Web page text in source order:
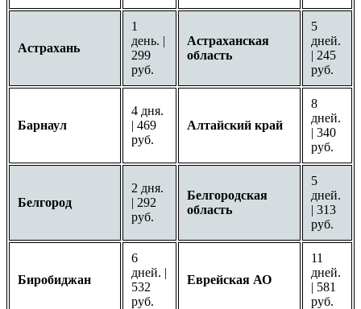
Астрахань
1
день. |
299
руб.
Астраханская
область
5
дней.
| 245
руб.
Барнаул
4 дня.
| 469
руб.
Алтайский край
8
дней.
| 340
руб.
Белгород
2 дня.
| 292
руб.
Белгородская
область
5
дней.
| 313
руб.
Биробиджан
6
дней. |
532
руб.
Еврейская АО
11
дней.
| 581
руб.